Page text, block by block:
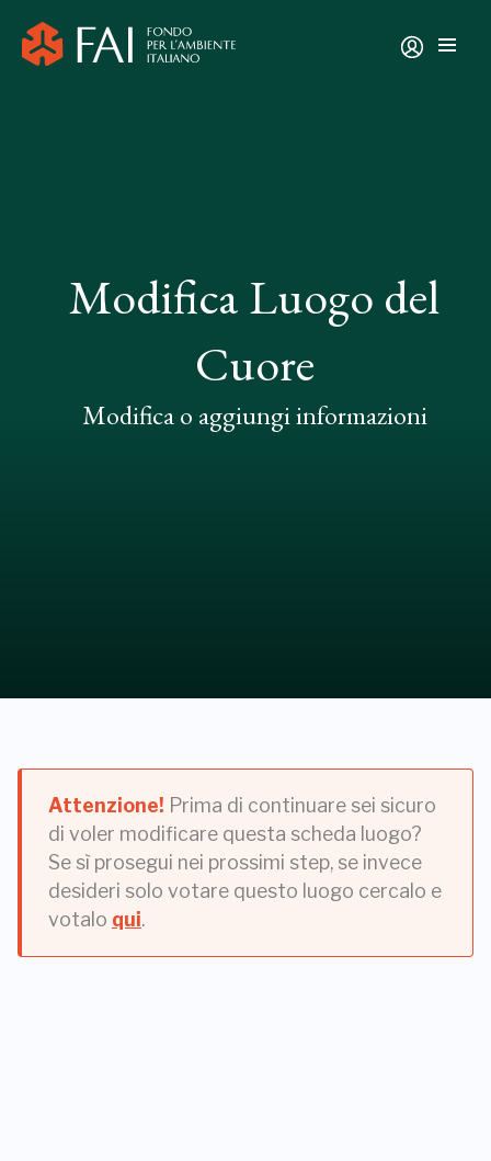
Modifica Luogo del
Cuore
Modifica o aggiungi informazioni
Attenzione! Prima di continuare sei sicuro
di voler modificare questa scheda luogo?
Se sì prosegui nei prossimi step, se invece
desideri solo votare questo luogo cercalo e
votalo qui.